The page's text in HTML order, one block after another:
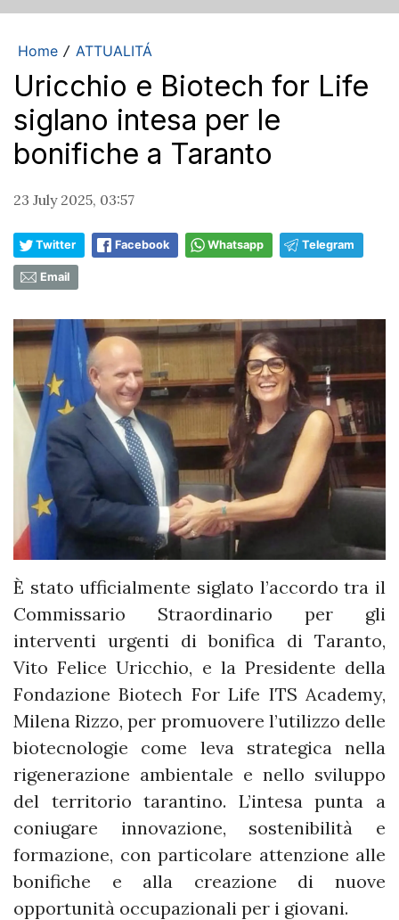
Home / ATTUALITÁ
Uricchio e Biotech for Life
siglano intesa per le
bonifiche a Taranto
23 July 2025, 03:57
Twitter Facebook Whatsapp Telegram
Email
È stato ufficialmente siglato l’accordo tra il
Commissario Straordinario per gli
interventi urgenti di bonifica di Taranto,
Vito Felice Uricchio, e la Presidente della
Fondazione Biotech For Life ITS Academy,
Milena Rizzo, per promuovere l’utilizzo delle
biotecnologie come leva strategica nella
rigenerazione ambientale e nello sviluppo
del territorio tarantino. L’intesa punta a
coniugare innovazione, sostenibilità e
formazione, con particolare attenzione alle
bonifiche e alla creazione di nuove
opportunità occupazionali per i giovani.